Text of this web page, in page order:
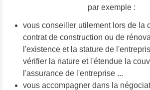
par exemple :
vous conseiller utilement lors de la
contrat de construction ou de
l'existence et la stature de
vérifier la nature et l'étendue la
l'assurance de l'entreprise ...
vous accompagner dans la